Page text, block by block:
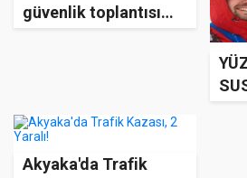
güvenlik toplantısı
yapıldı
Akyaka'da Trafik